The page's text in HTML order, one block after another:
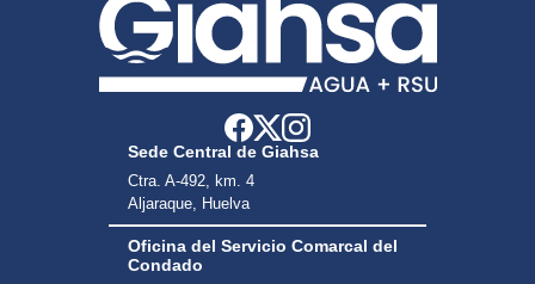
Sede Central de Giahsa
Ctra. A-492, km. 4
Aljaraque, Huelva
Oficina del Servicio Comarcal del
Condado